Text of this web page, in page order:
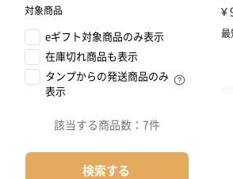
対象商品
eギフト対象商品のみ表示
在庫切れ商品も表示
タンプからの発送商品のみ
表示
該当する商品数： 7件
検索する